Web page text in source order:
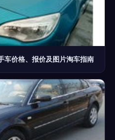
车价格、报价及图片淘车指南